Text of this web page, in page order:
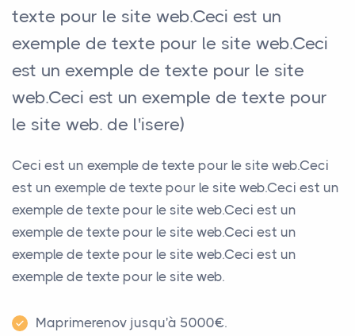
texte pour le site web.Ceci est un
exemple de texte pour le site web.Ceci
est un exemple de texte pour le site
web.Ceci est un exemple de texte pour
le site web. de l'isere)
Ceci est un exemple de texte pour le site web.Ceci
est un exemple de texte pour le site web.Ceci est un
exemple de texte pour le site web.Ceci est un
exemple de texte pour le site web.Ceci est un
exemple de texte pour le site web.Ceci est un
exemple de texte pour le site web.
Maprimerenov jusqu'à 5000€.